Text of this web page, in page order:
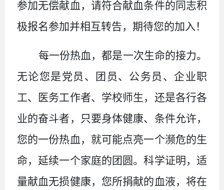
参加无偿献血，请符合献血条件的同志积
极报名参加并相互转告， 期待您的加入 ！
每一份热血，都是一次生命的接力。
无论您是党员、团员、公务员、企业职
工、医务工作者、学校师生，还是各行各
业的奋斗者，只要身体健康、条件允许，
您的一份热血，就可能点亮一个濒危的生
命，延续一个家庭的团圆。科学证明，适
量献血无损健康，您所捐献的血液，将在